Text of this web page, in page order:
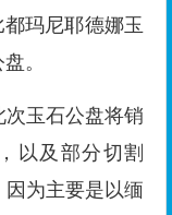
玛尼耶德娜玉
。
玉石公盘将销
以及部分切割
为主要是以缅